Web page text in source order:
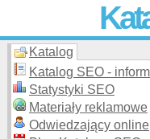
Skuteczna i
Katalog
Katalog SEO -
Statystyki SEO
Materiały reklamowe
Odwiedzający online